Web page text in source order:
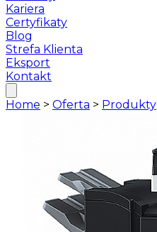
Kariera
Certyfikaty
Blog
Strefa Klienta
Eksport
Kontakt
Home > Oferta > Produkty